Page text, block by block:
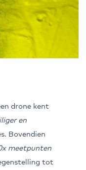
drone kent
en
Bovendien
meetpunten
tot